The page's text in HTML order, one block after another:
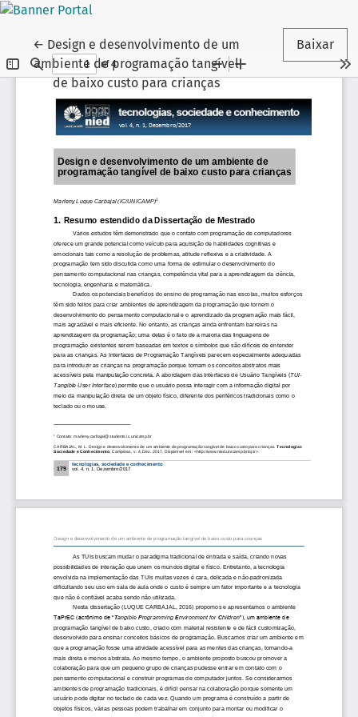
← Voltar aos Detalhes do Artigo
Design e desenvolvimento de um
ambiente de programação tangível
de baixo custo para crianças
Baixar